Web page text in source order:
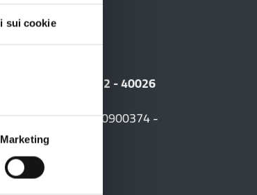
sui cookie
Marketing
Viale Amendola, 2 - 40026
- CF 90000900374 -